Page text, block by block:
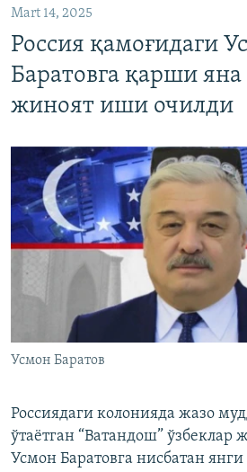
Mart 14, 2025
Россия қамоғидаги
Баратовга қарши яна
жиноят иши очилди
Усмон Баратов
Россиядаги колонияда жазо
ўтаётган “Ватандош” ўзбеклар
Усмон Баратовга нисбатан